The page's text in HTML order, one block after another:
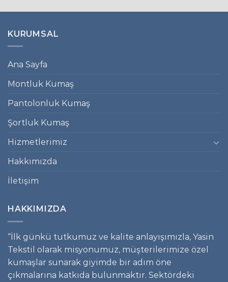
KURUMSAL
Ana Sayfa
Montluk Kumaş
Pantolonluk Kumaş
Şortluk Kumaş
Hizmetlerimiz
Hakkımızda
İletişim
HAKKIMIZDA
“İlk günkü tutkumuz ve kalite anlayışımızla, Yasin
Tekstil olarak misyonumuz, müşterilerimize özel
kumaşlar sunarak giyimde bir adım öne
çıkmalarına katkıda bulunmaktır. Sektördeki